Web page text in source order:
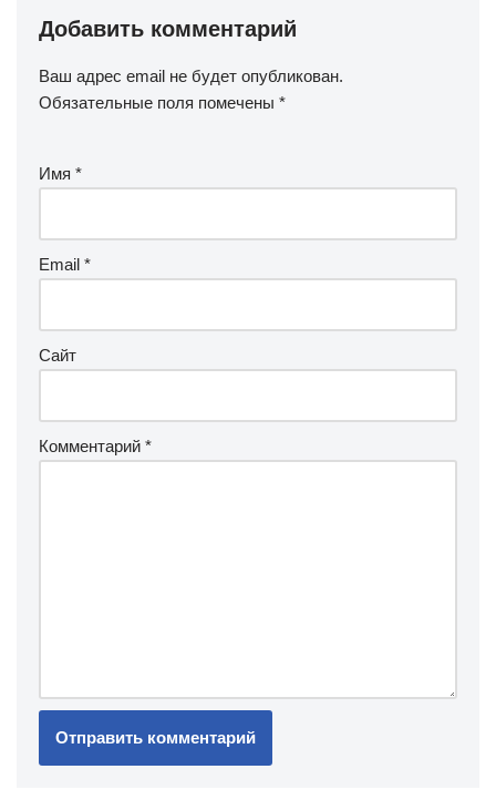
Добавить комментарий
Ваш адрес email не будет опубликован.
Обязательные поля помечены *
Имя *
Email *
Сайт
Комментарий *